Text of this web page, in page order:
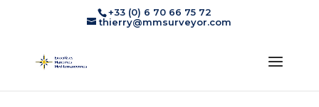
+33 (0) 6 70 66 75 72
thierry@mmsurveyor.com